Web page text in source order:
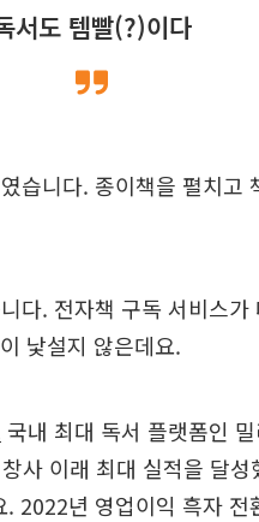
서도 템빨(?)이다
습니다. 종이책을 펼치고
다. 전자책 구독 서비스
낯설지 않은데요.
국내 최대 독서 플랫폼인
사 이래 최대 실적을 달
2022년 영업이익 흑자 전